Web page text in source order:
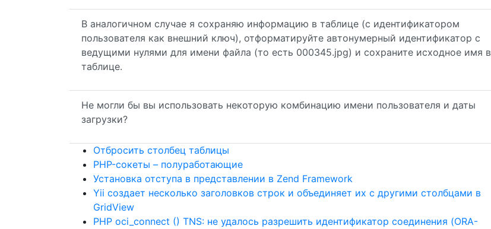
В аналогичном случае я сохраняю информацию в таблице (с идентификатором
пользователя как внешний ключ), отформатируйте автонумерный идентификатор с
ведущими нулями для имени файла (то есть 000345.jpg) и сохраните исходное имя в
таблице.
Не могли бы вы использовать некоторую комбинацию имени пользователя и даты
загрузки?
Отбросить столбец таблицы
PHP-сокеты – полуработающие
Установка отступа в представлении в Zend Framework
Yii создает несколько заголовков строк и объединяет их с другими столбцами в
GridView
PHP oci_connect () TNS: не удалось разрешить идентификатор соединения (ORA-